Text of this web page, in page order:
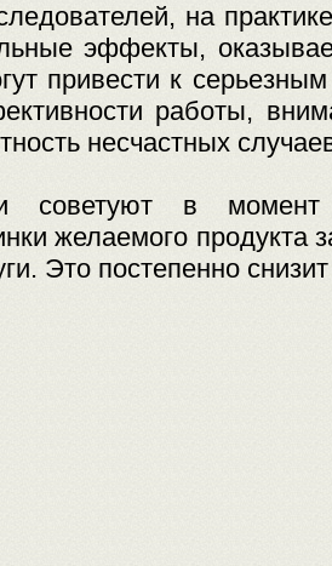
на
эффекты,
привести к
работы,
несчастных
советуют в
желаемого продукта
Это постепенно